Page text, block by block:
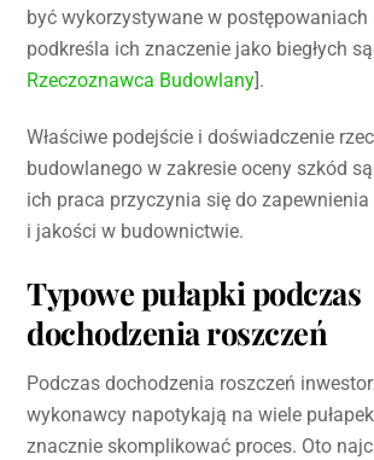
być wykorzystywane w postępowaniach
podkreśla ich znaczenie jako biegłych
Rzeczoznawca Budowlany].
Właściwe podejście i doświadczenie
budowlanego w zakresie oceny szkód
ich praca przyczynia się do
i jakości w budownictwie.
Typowe pułapki podczas
dochodzenia roszczeń
Podczas dochodzenia roszczeń
wykonawcy napotykają na wiele
znacznie skomplikować proces. Oto